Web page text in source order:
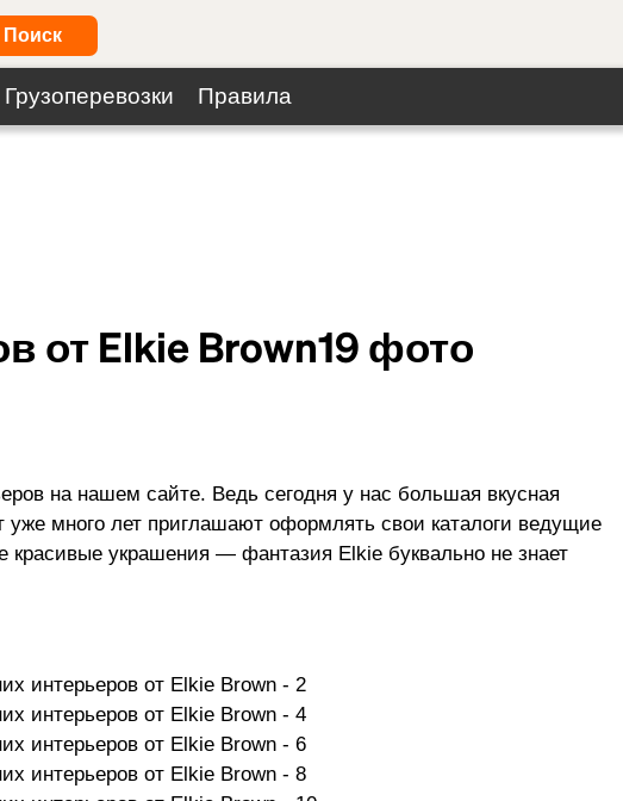
Поиск
Грузоперевозки Правила
от Elkie Brown19 фото
на нашем сайте. Ведь сегодня у нас большая вкусная
уже много лет приглашают оформлять свои каталоги ведущие
украшения — фантазия Elkie буквально не знает